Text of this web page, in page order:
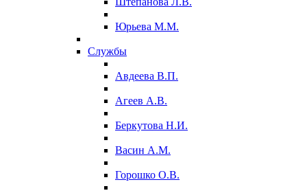
Юрьева М.М.
Службы
Авдеева В.П.
Агеев А.В.
Беркутова Н.И.
Васин А.М.
Горошко О.В.